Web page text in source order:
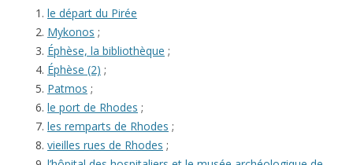
le départ du Pirée
Mykonos ;
Éphèse, la bibliothèque ;
Éphèse (2) ;
Patmos ;
le port de Rhodes ;
les remparts de Rhodes ;
vieilles rues de Rhodes ;